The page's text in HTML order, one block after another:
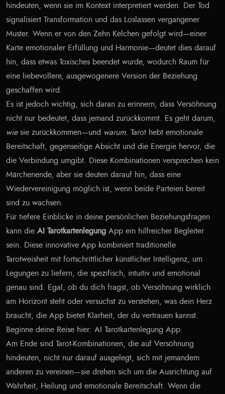
hindeuten, wenn sie im Kontext interpretiert werden. Der Tod
signalisiert Transformation und das Loslassen vergangener
Muster. Wenn er von den Zehn Kelchen gefolgt wird—einer
Karte emotionaler Erfüllung und Harmonie—deutet dies darauf
hin, dass etwas Toxisches beendet wurde, wodurch Raum für
eine liebevollere, ausgewogenere Version der Beziehung
geschaffen wird.
Es ist jedoch wichtig, sich daran zu erinnern, dass Versöhnung
nicht nur bedeutet, dass jemand zurückkommt. Es geht darum,
wiesie zurückkommen—und warum. Tarot hebt emotionale
Bereitschaft, gegenseitige Absicht und die Energie hervor, die
die Verbindung umgibt. Diese Kombinationen versprechen kein
Märchenende, aber sie deuten darauf hin, dass eine
Wiedervereinigung möglich ist, wenn beide Parteien bereit
sind zu wachsen.
Für tiefere Einblicke in deine persönlichen Beziehungsfragen
kann die AI Tarotkartenlegung App ein hilfreicher Begleiter
sein. Diese innovative App kombiniert traditionelle
Tarotweisheit mit fortschrittlicher künstlicher Intelligenz, um
Legungen zu liefern, die spezifisch, intuitiv und emotional
genau sind. Egal, ob du dich fragst, ob Versöhnung wirklich
am Horizont steht oder versuchst zu verstehen, was dein Herz
braucht, die App bietet Klarheit, der du vertrauen kannst.
Beginne deine Reise hier: AI Tarotkartenlegung App.
Am Ende sind Tarot-Kombinationen, die auf Versöhnung
hindeuten, nicht nur darauf ausgelegt, sich mit jemandem
anderen zu vereinen—sie drehen sich um die Ausrichtung auf
Wahrheit, Heilung und emotionale Bereitschaft. Wenn die